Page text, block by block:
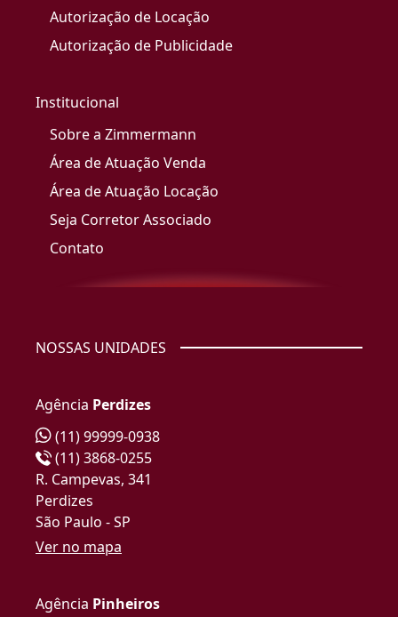
Autorização de Locação
Autorização de Publicidade
Institucional
Sobre a Zimmermann
Área de Atuação Venda
Área de Atuação Locação
Seja Corretor Associado
Contato
NOSSAS UNIDADES
Agência Perdizes
(11) 99999-0938
(11) 3868-0255
R. Campevas, 341
Perdizes
São Paulo - SP
Ver no mapa
Agência Pinheiros